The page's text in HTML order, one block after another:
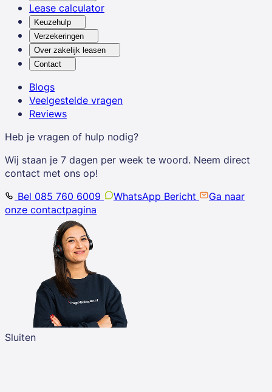
Lease calculator
Keuzehulp
Verzekeringen
Over zakelijk leasen
Contact
Blogs
Veelgestelde vragen
Reviews
Heb je vragen of hulp nodig?
Wij staan je 7 dagen per week te woord. Neem direct
contact met ons op!
Bel 085 760 6009
WhatsApp Bericht
Ga naar
onze contactpagina
Sluiten